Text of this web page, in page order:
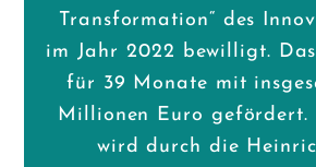
Transformation“ des
im Jahr 2022 bewilligt.
für 39 Monate mit
Millionen Euro gefördert.
wird durch die